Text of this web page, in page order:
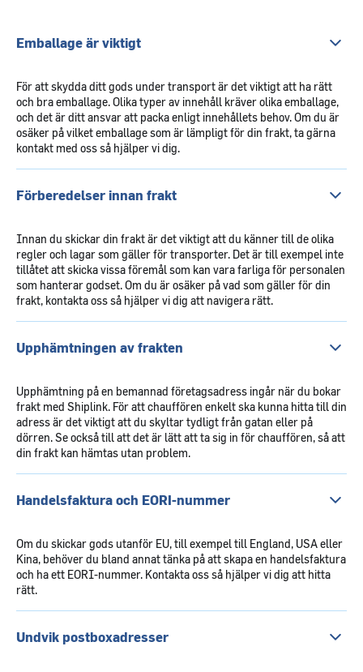
Emballage är viktigt
För att skydda ditt gods under transport är det viktigt att ha rätt
och bra emballage. Olika typer av innehåll kräver olika emballage,
och det är ditt ansvar att packa enligt innehållets behov. Om du är
osäker på vilket emballage som är lämpligt för din frakt, ta gärna
kontakt med oss så hjälper vi dig.
Förberedelser innan frakt
Innan du skickar din frakt är det viktigt att du känner till de olika
regler och lagar som gäller för transporter. Det är till exempel inte
tillåtet att skicka vissa föremål som kan vara farliga för personalen
som hanterar godset. Om du är osäker på vad som gäller för din
frakt, kontakta oss så hjälper vi dig att navigera rätt.
Upphämtningen av frakten
Upphämtning på en bemannad företagsadress ingår när du bokar
frakt med Shiplink. För att chauffören enkelt ska kunna hitta till din
adress är det viktigt att du skyltar tydligt från gatan eller på
dörren. Se också till att det är lätt att ta sig in för chauffören, så att
din frakt kan hämtas utan problem.
Handelsfaktura och EORI-nummer
Om du skickar gods utanför EU, till exempel till England, USA eller
Kina, behöver du bland annat tänka på att skapa en handelsfaktura
och ha ett EORI-nummer. Kontakta oss så hjälper vi dig att hitta
rätt.
Undvik postboxadresser